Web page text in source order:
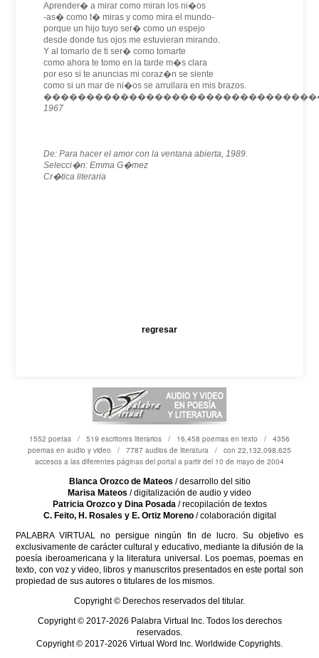
Aprender� a mirar como miran los ni�os
-as� como t� miras y como mira el mundo-
porque un hijo tuyo ser� como un espejo
desde donde tus ojos me estuvieran mirando.
Y al tomarlo de ti ser� como tomarte
como ahora te tomo en la tarde m�s clara
por eso si te anuncias mi coraz�n se siente
como si un mar de ni�os se arrullara en mis brazos.
1967
De: Para hacer el amor con la ventana abierta, 1989.
Selecci�n: Emma G�mez
Cr�tica literaria
regresar
1552 poetas / 519 escritores literarios / 16,458 poemas en texto / 4356
poemas en audio y video / 7787 audios de literatura / con 22,132,098,625
accesos a las diferentes páginas del portal a partir del 10 de mayo de 2004
Blanca Orozco de Mateos / desarrollo del sitio
Marisa Mateos / digitalización de audio y video
Patricia Orozco y Dina Posada/ recopilación de textos
C. Feito, H. Rosales y E. Ortiz Moreno/ colaboración digital
PALABRA VIRTUAL no persigue ningún fin de lucro. Su objetivo es
exclusivamente de carácter cultural y educativo, mediante la difusión de la
poesía iberoamericana y la literatura universal. Los poemas, poemas en
texto, con voz y video, libros y manuscritos presentados en este portal son
propiedad de sus autores o titulares de los mismos.
Copyright © Derechos reservados del titular.
Copyright © 2017-2026 Palabra Virtual Inc. Todos los derechos
reservados.
Copyright © 2017-2026 Virtual Word Inc. Worldwide Copyrights.